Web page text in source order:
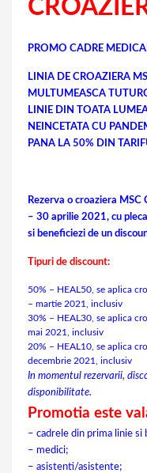
PROMO CADRE
LINIA DE CROAZIERA
MULTUMEASCA
LINIE DIN TOATA
NEINCETATA CU
PANA LA 50% DIN
Rezerva o croaziera
– 30 aprilie 2021, cu
si beneficiezi de un
Tipuri de discount:
50% – HEAL50, se aplica
– martie 2021, inclusiv
30% – HEAL30, se aplica
mai 2021, inclusiv
20% – HEAL10, se aplica
decembrie 2021, inclusiv
In momentul rezervarii,
disponibilitate.
Promotia este
– cadrele din prima linie si
– medici;
– asistenti/asistente;